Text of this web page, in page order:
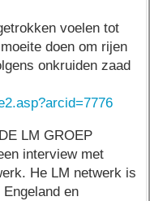
voelen tot
doen om rijen
onkruiden zaad
LM GROEP
interview met
He LM netwerk is
en